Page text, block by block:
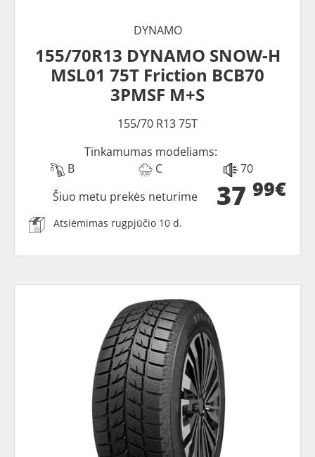
DYNAMO
155/70R13 DYNAMO SNOW-H
MSL01 75T Friction BCB70
3PMSF M+S
155/70 R13 75T
Tinkamumas modeliams:
B
C 70
37 99€
Šiuo metu prekės neturime
Atsiėmimas rugpjūčio 10 d.